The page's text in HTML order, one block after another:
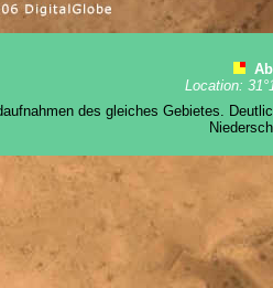
Location:
des gleiches Gebietes.